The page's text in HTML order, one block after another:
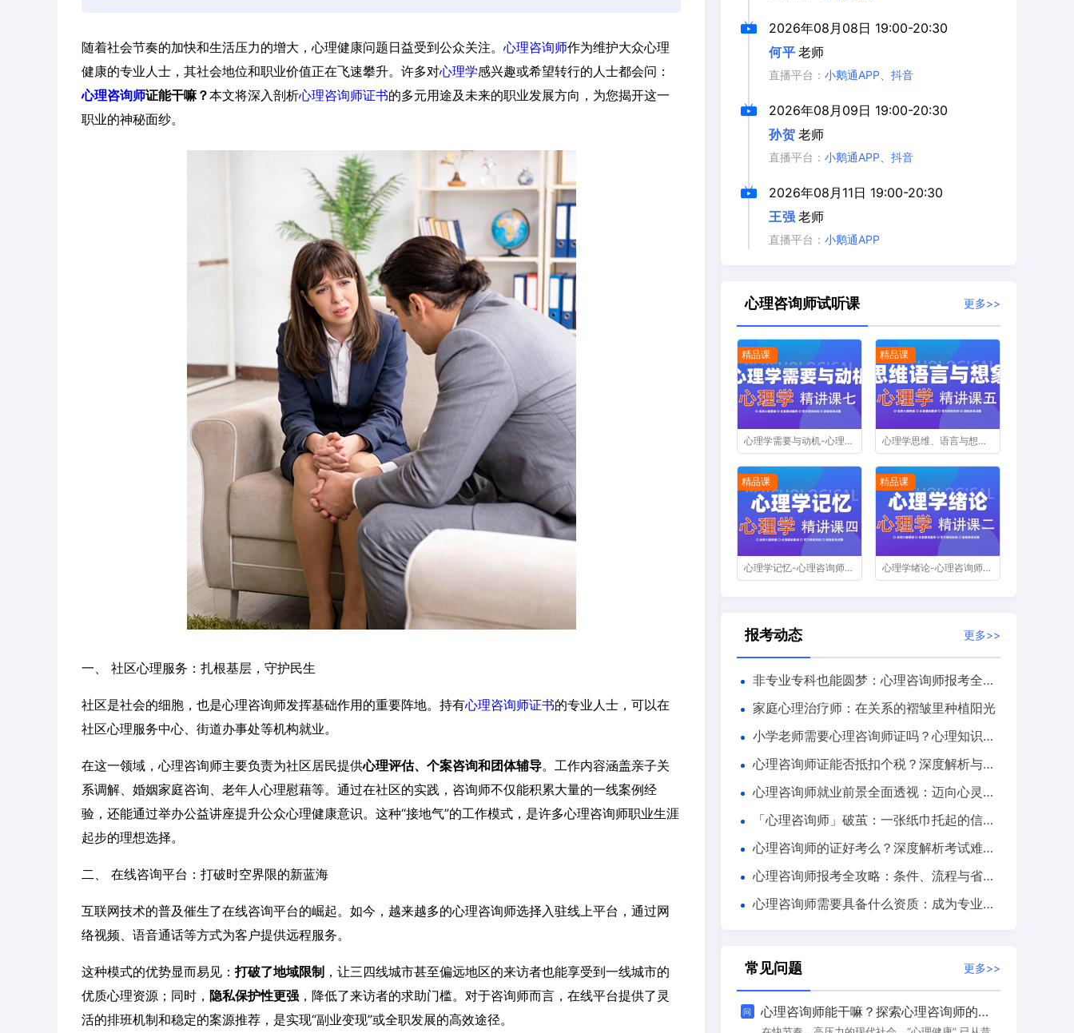
随着社会节奏的加快和生活压力的增大，心理健康问题日益受到公众关注。 心理咨询师作为维护大众心理
健康的专业人士，其社会地位和职业价值正在飞速攀升。许多对心理学感兴趣或希望转行的人士都会问：
心理咨询师证能干嘛？本文将深入剖析心理咨询师证书的多元用途及未来的职业发展方向，为您揭开这一
职业的神秘面纱。
一、 社区心理服务：扎根基层，守护民生
社区是社会的细胞，也是心理咨询师发挥基础作用的重要阵地。持有心理咨询师证书的专业人士，可以在
社区心理服务中心、街道办事处等机构就业。
在这一领域，心理咨询师主要负责为社区居民提供心理评估、个案咨询和团体辅导。工作内容涵盖亲子关
系调解、婚姻家庭咨询、老年人心理慰藉等。通过在社区的实践，咨询师不仅能积累大量的一线案例经
验，还能通过举办公益讲座提升公众心理健康意识。这种“接地气”的工作模式，是许多心理咨询师职业生涯
起步的理想选择。
二、 在线咨询平台：打破时空界限的新蓝海
互联网技术的普及催生了在线咨询平台的崛起。如今，越来越多的心理咨询师选择入驻线上平台，通过网
络视频、语音通话等方式为客户提供远程服务。
这种模式的优势显而易见：打破了地域限制 ，让三四线城市甚至偏远地区的来访者也能享受到一线城市的
优质心理资源；同时， 隐私保护性更强 ，降低了来访者的求助门槛。对于咨询师而言，在线平台提供了灵
活的排班机制和稳定的案源推荐，是实现“副业变现”或全职发展的高效途径。
2026年08月08日 19:00-20:30
何平 老师
直播平台： 小鹅通APP、抖音
2026年08月09日 19:00-20:30
孙贺 老师
直播平台： 小鹅通APP、抖音
2026年08月11日 19:00-20:30
王强 老师
直播平台： 小鹅通APP
心理咨询师试听课 更多>>
精品课
心理学需要与动机-心理咨询师精讲课第七节
精品课
心理学思维、语言与想象-心理咨询师精讲课第五节
精品课
心理学记忆-心理咨询师精讲课第四节
精品课
心理学绪论-心理咨询师精讲课第二节
报考动态 更多>>
非专业专科也能圆梦：心理咨询师报考全攻
略 家庭心理治疗师：在关系的褶皱里种植阳光
小学老师需要心理咨询师证吗？心理知识赋
能教育的核心价值探讨
心理咨询师证能否抵扣个税？深度解析与全
面解答
心理咨询师就业前景全面透视：迈向心灵健
康的蓝海职业
「心理咨询师」破茧：一张纸巾托起的信任
重建——心理咨询师如何撬开手机成瘾少年的
心防
心理咨询师的证好考么？深度解析考试难度
与通过技巧
心理咨询师报考全攻略：条件、流程与省钱
技巧心理咨询师需要具备什么资质：成为专业心
常见问题 更多>>
问 心理咨询师能干嘛？探索心理咨询师的多重职业角色与社会价值